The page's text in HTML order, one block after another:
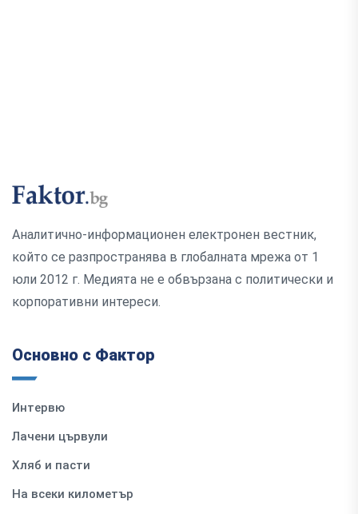
Аналитично-информационен електронен вестник,
който се разпространява в глобалната мрежа от 1
юли 2012 г. Медията не е обвързана с политически и
корпоративни интереси.
Основно с Фактор
Интервю
Лачени цървули
Хляб и пасти
На всеки километър